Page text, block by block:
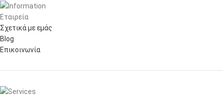
Εταιρεία
Σχετικά με εμάς
Blog
Επικοινωνία